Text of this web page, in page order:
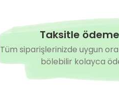
Taksitle ödeme
Tüm siparişlerinizde uygun
bölebilir kolayca